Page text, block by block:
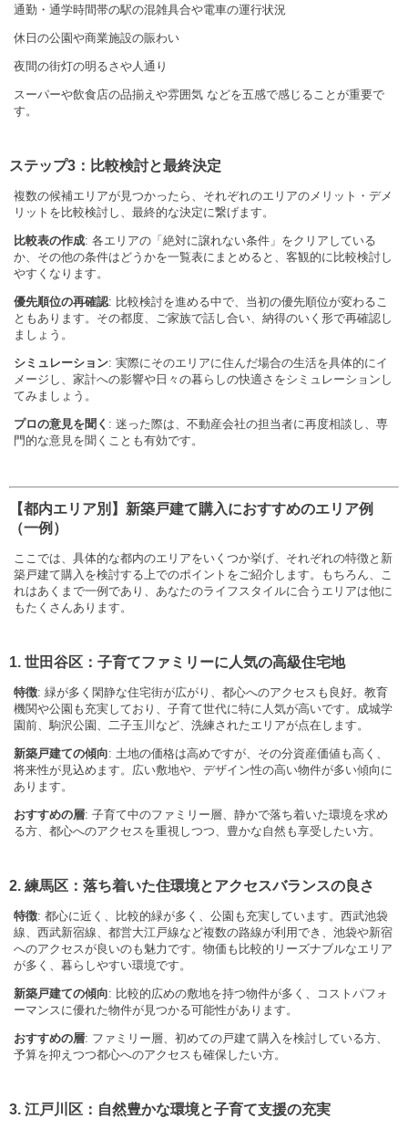
通勤・通学時間帯の駅の混雑具合や電車の運行状況
休日の公園や商業施設の賑わい
夜間の街灯の明るさや人通り
スーパーや飲食店の品揃えや雰囲気 などを五感で感じることが重要で
す。
ステップ3：比較検討と最終決定
複数の候補エリアが見つかったら、それぞれのエリアのメリット・デメ
リットを比較検討し、最終的な決定に繋げます。
比較表の作成: 各エリアの「絶対に譲れない条件」をクリアしている
か、その他の条件はどうかを一覧表にまとめると、客観的に比較検討し
やすくなります。
優先順位の再確認: 比較検討を進める中で、当初の優先順位が変わるこ
ともあります。その都度、ご家族で話し合い、納得のいく形で再確認し
ましょう。
シミュレーション: 実際にそのエリアに住んだ場合の生活を具体的にイ
メージし、家計への影響や日々の暮らしの快適さをシミュレーションし
てみましょう。
プロの意見を聞く : 迷った際は、不動産会社の担当者に再度相談し、専
門的な意見を聞くことも有効です。
【都内エリア別】新築戸建て購入におすすめのエリア例
（一例）
ここでは、具体的な都内のエリアをいくつか挙げ、それぞれの特徴と新
築戸建て購入を検討する上でのポイントをご紹介します。もちろん、こ
れはあくまで一例であり、あなたのライフスタイルに合うエリアは他に
もたくさんあります。
1. 世田谷区：子育てファミリーに人気の高級住宅地
特徴: 緑が多く閑静な住宅街が広がり、都心へのアクセスも良好。教育
機関や公園も充実しており、子育て世代に特に人気が高いです。成城学
園前、駒沢公園、二子玉川など、洗練されたエリアが点在します。
新築戸建ての傾向: 土地の価格は高めですが、その分資産価値も高く、
将来性が見込めます。広い敷地や、デザイン性の高い物件が多い傾向に
あります。
おすすめの層: 子育て中のファミリー層、静かで落ち着いた環境を求め
る方、都心へのアクセスを重視しつつ、豊かな自然も享受したい方。
2. 練馬区：落ち着いた住環境とアクセスバランスの良さ
特徴: 都心に近く、比較的緑が多く、公園も充実しています。西武池袋
線、西武新宿線、都営大江戸線など複数の路線が利用でき、池袋や新宿
へのアクセスが良いのも魅力です。物価も比較的リーズナブルなエリア
が多く、暮らしやすい環境です。
新築戸建ての傾向: 比較的広めの敷地を持つ物件が多く、コストパフォ
ーマンスに優れた物件が見つかる可能性があります。
おすすめの層: ファミリー層、初めての戸建て購入を検討している方、
予算を抑えつつ都心へのアクセスも確保したい方。
3. 江戸川区：自然豊かな環境と子育て支援の充実